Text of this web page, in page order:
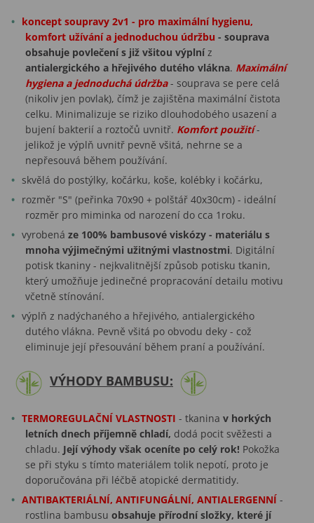
koncept soupravy 2v1 - pro maximální hygienu,
komfort užívání a jednoduchou údržbu - souprava
obsahuje povlečení s již všitou výplníz
antialergického a hřejivého dutého vlákna. Maximální
hygiena a jednoduchá údržba- souprava se pere celá
(nikoliv jen povlak), čímž je zajištěna maximální čistota
celku. Minimalizuje se riziko dlouhodobého usazení a
bujení bakterií a roztočů uvnitř. Komfort použití-
jelikož je výplň uvnitř pevně všitá, nehrne se a
nepřesouvá během používání.
skvělá do postýlky, kočárku, koše, kolébky i kočárku,
rozměr "S" (peřinka 70x90 + polštář 40x30cm) - ideální
rozměr pro miminka od narození do cca 1roku.
vyrobená ze 100% bambusové viskózy - materiálu s
mnoha výjimečnými užitnými vlastnostmi. Digitální
potisk tkaniny - nejkvalitnější způsob potisku tkanin,
který umožňuje jedinečné propracování detailu motivu
včetně stínování.
výplň z nadýchaného a hřejivého, antialergického
dutého vlákna. Pevně všitá po obvodu deky - což
eliminuje její přesouvání během praní a používání.
VÝHODY BAMBUSU:
TERMOREGULAČNÍ VLASTNOSTI - tkanina v horkých
letních dnech příjemně chladí, dodá pocit svěžesti a
chladu. Její výhody však oceníte po celý rok! Pokožka
se při styku s tímto materiálem tolik nepotí, proto je
doporučována při léčbě atopické dermatitidy.
ANTIBAKTERIÁLNÍ, ANTIFUNGÁLNÍ, ANTIALERGENNÍ -
rostlina bambusu obsahuje přírodní složky, které jí